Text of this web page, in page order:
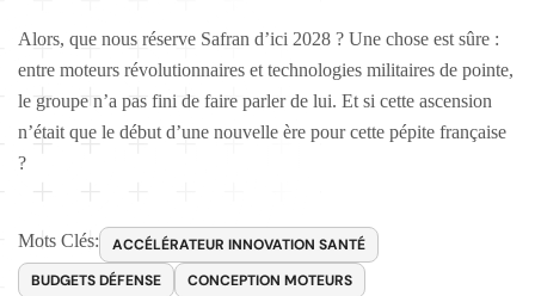
Alors, que nous réserve Safran d’ici 2028 ? Une chose est sûre :
entre moteurs révolutionnaires et technologies militaires de pointe,
le groupe n’a pas fini de faire parler de lui. Et si cette ascension
n’était que le début d’une nouvelle ère pour cette pépite française
?
Mots Clés:
ACCÉLÉRATEUR INNOVATION SANTÉ
BUDGETS DÉFENSE
CONCEPTION MOTEURS